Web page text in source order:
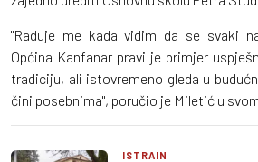
"Raduje me kada vidim da se svaki
Općina Kanfanar pravi je primjer
tradiciju, ali istovremeno gleda u
čini posebnima", poručio je Miletić u
ISTRAIN